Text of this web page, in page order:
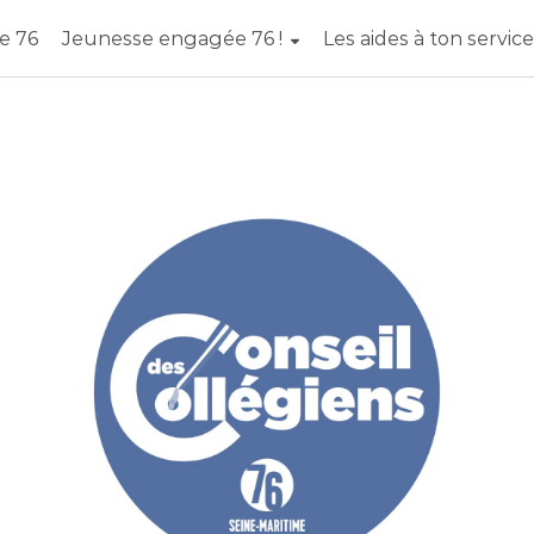
76 Jeunesse engagée 76 ! Les aides à ton service